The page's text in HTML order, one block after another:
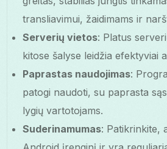
transliavimui, žaidimams ir
Serverių vietos: Platus
kitose šalyse leidžia efektyviai
Paprastas naudojimas:
patogi naudoti, su paprasta
lygių vartotojams.
Suderinamumas: Patikrinkite,